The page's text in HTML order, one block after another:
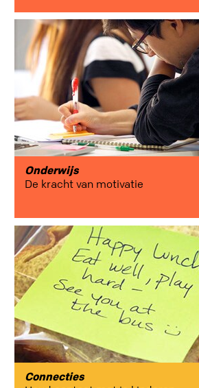
Onderwijs
De kracht van motivatie
Connecties